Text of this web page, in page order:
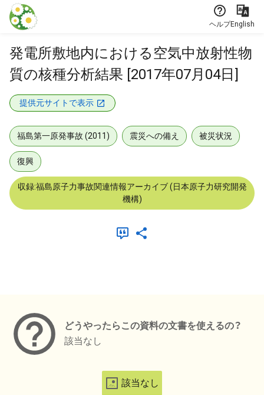
本文に飛ぶ
ヘルプEnglish
発電所敷地内における空気中放射性物
質の核種分析結果 [2017年07月04日]
提供元サイトで表示
福島第一原発事故 (2011) 震災への備え 被災状況
復興
収録:福島原子力事故関連情報アーカイブ (日本原子力研究開発
機構)
どうやったらこの資料の文書を使えるの？
該当なし
該当なし